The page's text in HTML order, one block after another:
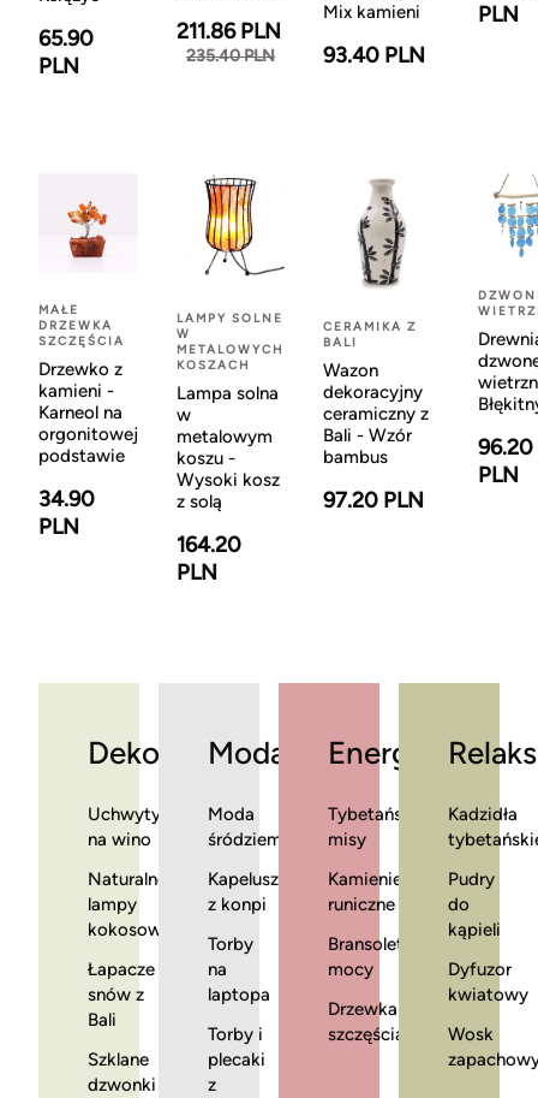
65.90
PLN
211.86 PLN
235.40 PLN
Mix kamieni
93.40 PLN
PLN
MAŁE
DRZEWKA
SZCZĘŚCIA
Drzewko z
kamieni -
Karneol na
orgonitowej
podstawie
34.90
PLN
LAMPY SOLNE
W
METALOWYCH
KOSZACH
Lampa solna
w
metalowym
koszu -
Wysoki kosz
z solą
164.20
PLN
CERAMIKA Z
BALI
Wazon
dekoracyjny
ceramiczny z
Bali - Wzór
bambus
97.20 PLN
96.20
PLN
Dekoracje
Uchwyty
na wino
Naturalne
lampy
kokosowe
Łapacze
snów z
Bali
Szklane
dzwonki
Moda
Moda
śródziemnomorska
Kapelusze
z konpi
Torby
na
laptopa
Torby i
plecaki
z
Energia
Tybetańskie
misy
Kamienie
runiczne
Bransoletki
mocy
Drzewka
szczęścia
Relaks
Kadzidła
Pudry
do
kąpieli
Dyfuzor
kwiatowy
Wosk